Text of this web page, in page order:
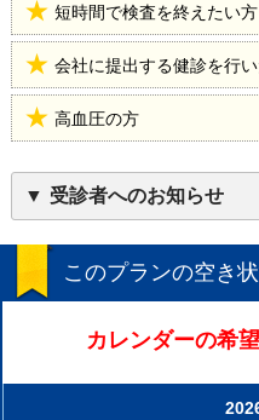
短時間で検査を終えたい方
会社に提出する健診を行
高血圧の方
受診者へのお知らせ
このプランの空き
カレンダーの希